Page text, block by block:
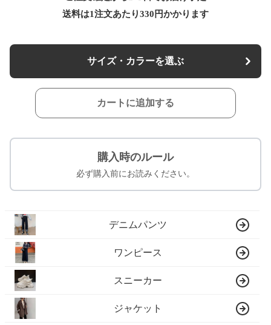
送料は1注文あたり330 円かかります
サイズ・カラーを選ぶ
カートに追加する
購入時のルール
必ず購入前にお読みください。
デニムパンツ
ワンピース
スニーカー
ジャケット